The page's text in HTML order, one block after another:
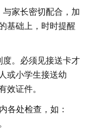
家长密切配合，加
基础上，时时提醒
。必须见接送卡才
或小学生接送幼
效证件。
各处检查，如：